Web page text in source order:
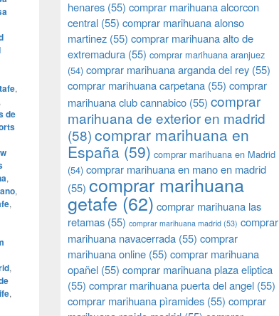
,
de
,
,
,
,
,
henares (55) comprar marihuana alcorcon
central (55) comprar marihuana alonso
martinez (55) comprar marihuana alto de
extremadura (55) comprar marihuana aranjuez
(54) comprar marihuana arganda del rey (55)
comprar marihuana carpetana (55) comprar
marihuana club cannabico (55) comprar
marihuana de exterior en madrid
(58)comprar marihuana en
España (59) comprar marihuana en Madrid
(54) comprar marihuana en mano en madrid
(55) comprar marihuana
getafe (62) comprar marihuana las
retamas (55) comprar marihuana madrid (53) comprar
marihuana navacerrada (55) comprar
marihuana online (55) comprar marihuana
opañel (55) comprar marihuana plaza eliptica
(55) comprar marihuana puerta del angel (55)
comprar marihuana pìramides (55) comprar